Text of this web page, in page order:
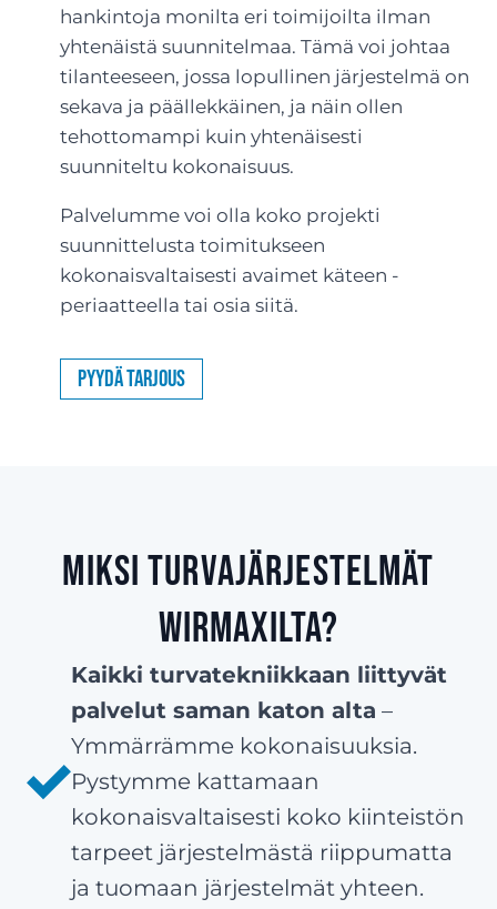
hankintoja monilta eri toimijoilta ilman
yhtenäistä suunnitelmaa. Tämä voi johtaa
tilanteeseen, jossa lopullinen järjestelmä on
sekava ja päällekkäinen, ja näin ollen
tehottomampi kuin yhtenäisesti
suunniteltu kokonaisuus.
Palvelumme voi olla koko projekti
suunnittelusta toimitukseen
kokonaisvaltaisesti avaimet käteen -
periaatteella tai osia siitä.
Pyydä tarjous
Miksi turvajärjestelmät
Wirmaxilta?
Kaikki turvatekniikkaan liittyvät
palvelut saman katon alta –
Ymmärrämme kokonaisuuksia.
Pystymme kattamaan
kokonaisvaltaisesti koko kiinteistön
tarpeet järjestelmästä riippumatta
ja tuomaan järjestelmät yhteen.